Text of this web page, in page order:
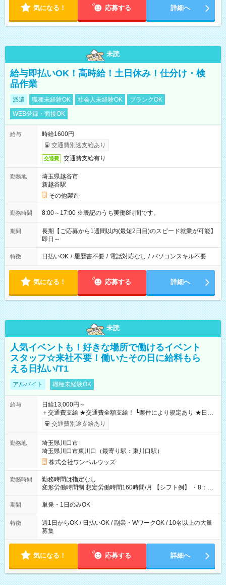
気になる！ 応募する 詳細へ
未読
給与即払いOK！高時給！土日休み！仕分け・検
品作業
派遣 職種未経験OK 社会人未経験OK
ブランクOK
WEB登録・面接OK
給与
時給1600円
交通費別途支給あり
交通費 交通費支給有り
勤務地
埼玉県越谷市
新越谷駅
その他製造
勤務時間 8:00～17:00 ※表記のうち実働8時間です。
期間
長期【ご応募から1週間以内(最短2日目)のスピード就業が可能】
即日～
特徴 日払いOK / 履歴書不要 / 電話対応なし / パソコンスキル不要
気になる！ 応募する 詳細へ
未読
人気イベントも！好きな場所で働けるイベント
スタッフ☆来社不要！働いたその日に給料もら
える日払い/T1
アルバイト 職種未経験OK
給与
日給13,000円～
＋交通費支給 ★交通費全額支給！ ┗案件により規定あり ★日払
いOK！（規定あり） ┗働いたその日に現金GET♪ お仕事後はコ
ンビニATMから 日払い分を引き落とせます！ 【試用期間】試
交通費別途支給あり
勤務地
埼玉県川口市
埼玉県川口市東川口（最寄り駅：東川口駅）
株式会社ワンベルウッズ
勤務時間
勤務時間は指定なし
変形労働時間制 想定労働時間160時間/月 【シフト例】 ・8：00
～21：00
期間 単発・1日のみOK
特徴
週1日からOK / 日払いOK / 副業・WワークOK / 10名以上の大量
募集
気になる！ 応募する 詳細へ